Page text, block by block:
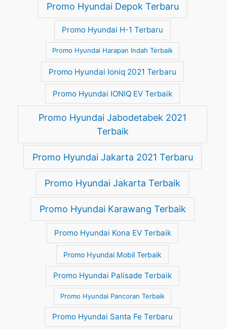
Promo Hyundai Depok Terbaru
Promo Hyundai H-1 Terbaru
Promo Hyundai Harapan Indah Terbaik
Promo Hyundai Ioniq 2021 Terbaru
Promo Hyundai IONIQ EV Terbaik
Promo Hyundai Jabodetabek 2021
Terbaik
Promo Hyundai Jakarta 2021 Terbaru
Promo Hyundai Jakarta Terbaik
Promo Hyundai Karawang Terbaik
Promo Hyundai Kona EV Terbaik
Promo Hyundai Mobil Terbaik
Promo Hyundai Palisade Terbaik
Promo Hyundai Pancoran Terbaik
Promo Hyundai Santa Fe Terbaru